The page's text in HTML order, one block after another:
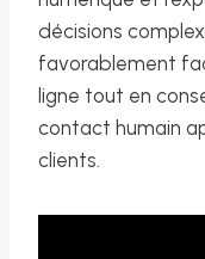
décisions
favorablement
ligne tout en
contact humain
clients.